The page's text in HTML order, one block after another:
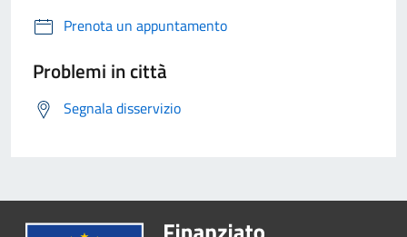
Prenota un appuntamento
Problemi in città
Segnala disservizio